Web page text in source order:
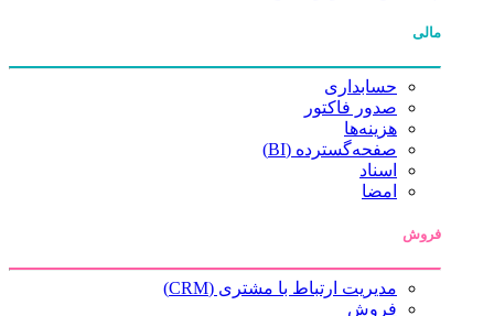
مالی
حسابداری
صدور فاکتور
هزینه‌ها
صفحه‌گسترده (BI)
اسناد
امضا
فروش
مدیریت ارتباط با مشتری (CRM)
فروش